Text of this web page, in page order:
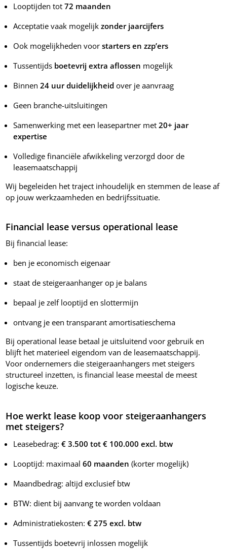
Looptijden tot72 maanden
Acceptatie vaak mogelijkzonder jaarcijfers
Ook mogelijkheden voorstarters en zzp’ers
Tussentijds boetevrij extra aflossen mogelijk
Binnen24 uur duidelijkheid over je aanvraag
Geen branche-uitsluitingen
Samenwerking met een leasepartner met20+ jaar
expertise
Volledige financiële afwikkeling verzorgd door de
leasemaatschappij
Wij begeleiden het traject inhoudelijk en stemmen de lease af
op jouw werkzaamheden en bedrijfssituatie.
Financial lease versus operational lease
Bij financial lease:
ben je economisch eigenaar
staat de steigeraanhanger op je balans
bepaal je zelf looptijd en slottermijn
ontvang je een transparant amortisatieschema
Bij operational lease betaal je uitsluitend voor gebruik en
blijft het materieel eigendom van de leasemaatschappij.
Voor ondernemers die steigeraanhangers met steigers
structureel inzetten, is financial lease meestal de meest
logische keuze.
Hoe werkt lease koop voor steigeraanhangers
met steigers?
Leasebedrag:€ 3.500 tot € 100.000 excl. btw
Looptijd: maximaal60 maanden (korter mogelijk)
Maandbedrag: altijd exclusief btw
BTW: dient bij aanvang te worden voldaan
Administratiekosten:€ 275 excl. btw
Tussentijds boetevrij inlossen mogelijk